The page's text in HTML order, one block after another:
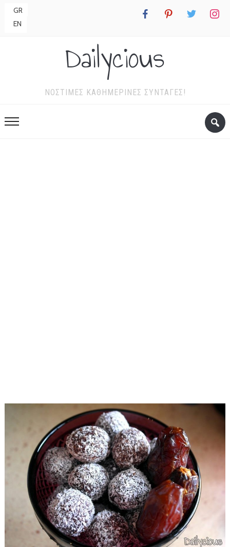
facebook pinterest twitter
GR
EN
Dailycious
ΝΌΣΤΙΜΕΣ ΚΑΘΗΜΕΡΙΝΈΣ ΣΥΝΤΑΓΈΣ!